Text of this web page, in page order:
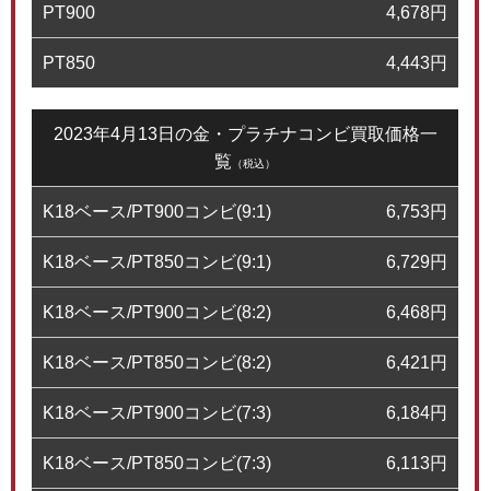
PT900 4,678円
PT850 4,443円
2023年4月13日の金・プラチナコンビ買取価格一
覧 （税込）
K18ベース/PT900コンビ(9:1) 6,753円
K18ベース/PT850コンビ(9:1) 6,729円
K18ベース/PT900コンビ(8:2) 6,468円
K18ベース/PT850コンビ(8:2) 6,421円
K18ベース/PT900コンビ(7:3) 6,184円
K18ベース/PT850コンビ(7:3) 6,113円